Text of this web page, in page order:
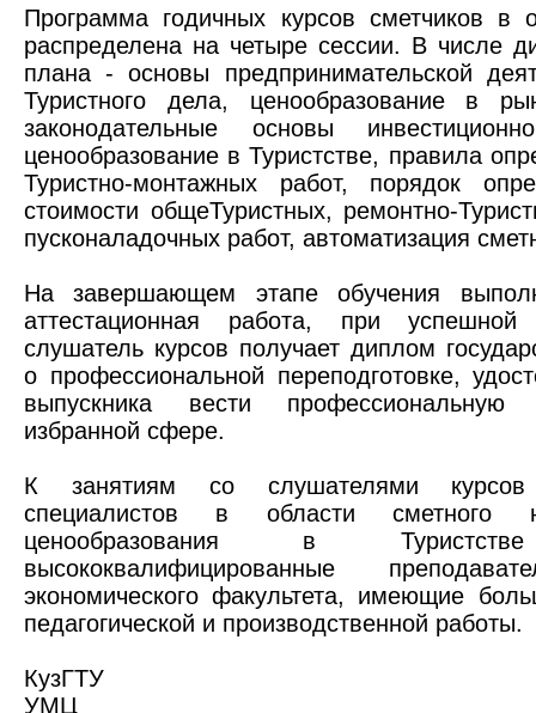
Программа годичных курсов сметчиков в
распределена на четыре сессии. В числе
плана - основы предпринимательской
Туристного дела, ценообразование в
законодательные основы
ценообразование в Туристстве, правила
Туристно-монтажных работ, порядок
стоимости общеТуристных, ремонтно-
пусконаладочных работ, автоматизация
На завершающем этапе обучения
аттестационная работа, при
слушатель курсов получает диплом
о профессиональной переподготовке,
выпускника вести профессиональную
избранной сфере.
К занятиям со слушателями курсов
специалистов в области сметного
ценообразования в
высококвалифицированные
экономического факультета, имеющие
педагогической и производственной работы.
КузГТУ
УМЦ